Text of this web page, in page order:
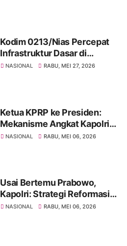
Kodim 0213/Nias Percepat
Infrastruktur Dasar di
Kepulauan Nias, Bangun 46
NASIONAL RABU, MEI 27, 2026
Ketua KPRP ke Presiden:
Mekanisme Angkat Kapolri
Tetap, Kompolnas Diperkuat
NASIONAL RABU, MEI 06, 2026
Usai Bertemu Prabowo,
Kapolri: Strategi Reformasi
Polri Sudah Disusun Jangka
NASIONAL RABU, MEI 06, 2026